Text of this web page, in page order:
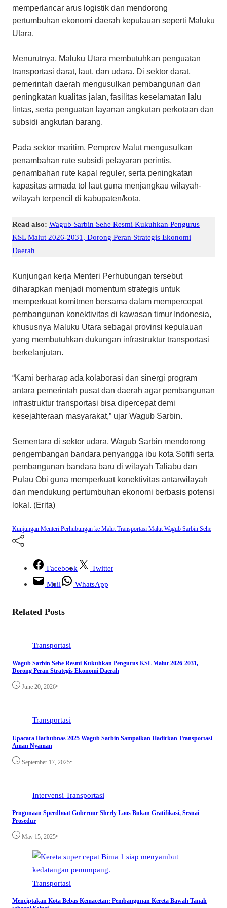
memperlancar arus logistik dan mendorong
pertumbuhan ekonomi daerah kepulauan seperti Maluku
Utara.
Menurutnya, Maluku Utara membutuhkan penguatan
transportasi darat, laut, dan udara. Di sektor darat,
pemerintah daerah mengusulkan pembangunan dan
peningkatan kualitas jalan, fasilitas keselamatan lalu
lintas, serta penguatan layanan angkutan perkotaan dan
subsidi angkutan barang.
Pada sektor maritim, Pemprov Malut mengusulkan
penambahan rute subsidi pelayaran perintis,
penambahan rute kapal reguler, serta peningkatan
kapasitas armada tol laut guna menjangkau wilayah-
wilayah terpencil di kabupaten/kota.
Read also: Wagub Sarbin Sehe Resmi Kukuhkan Pengurus
KSL Malut 2026-2031, Dorong Peran Strategis Ekonomi
Daerah
Kunjungan kerja Menteri Perhubungan tersebut
diharapkan menjadi momentum strategis untuk
memperkuat komitmen bersama dalam mempercepat
pembangunan konektivitas di kawasan timur Indonesia,
khususnya Maluku Utara sebagai provinsi kepulauan
yang membutuhkan dukungan infrastruktur transportasi
berkelanjutan.
“Kami berharap ada kolaborasi dan sinergi program
antara pemerintah pusat dan daerah agar pembangunan
infrastruktur transportasi bisa dipercepat demi
kesejahteraan masyarakat,” ujar Wagub Sarbin.
Sementara di sektor udara, Wagub Sarbin mendorong
pengembangan bandara penyangga ibu kota Sofifi serta
pembangunan bandara baru di wilayah Taliabu dan
Pulau Obi guna memperkuat konektivitas antarwilayah
dan mendukung pertumbuhan ekonomi berbasis potensi
lokal. (Erita)
Kunjungan Menteri Perhubungan ke Malut Transportasi Malut Wagub Sarbin Sehe
Facebook
Twitter
Mail
WhatsApp
Related Posts
Transportasi
Wagub Sarbin Sehe Resmi Kukuhkan Pengurus KSL Malut 2026-2031,
Dorong Peran Strategis Ekonomi Daerah
June 20, 2026•
Transportasi
Upacara Harhubnas 2025 Wagub Sarbin Sampaikan Hadirkan Transportasi
Aman Nyaman
September 17, 2025•
Intervensi Transportasi
Pengunaan Speedboat Gubernur Sherly Laos Bukan Gratifikasi, Sesuai
Prosedur
May 15, 2025•
Transportasi
Menciptakan Kota Bebas Kemacetan: Pembangunan Kereta Bawah Tanah